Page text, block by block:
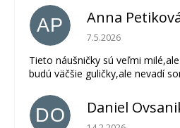
AP Anna
Hodnotenie
7.5.2026
Tieto náušničky sú veľmi
budú väčšie guličky,ale nevadí
DO Daniel
Hodnotenie